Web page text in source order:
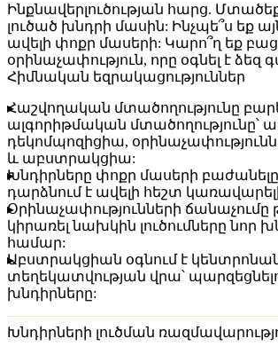
Ինքնավերլուծության հարց. Մտածեք
լուծած խնդրի մասին: Ինչպե՞ս եք
ավելի փոքր մասերի: Կարո՞ղ եք
օրինաչափություն, որը օգնել է ձեզ
Հիմնական եզրակացություններ
Հաշվողական մտածողությունը
ալգորիթմական մտածողությունը՝
դեկոմպոզիցիա,
և աբստրակցիա:
Խնդիրները փոքր մասերի
դարձնում է ավելի հեշտ կառավարելի
Օրինաչափությունների ճանաչումը
կիրառել նախկին լուծումները նոր
համար:
Աբստրակցիան օգնում է
տեղեկատվության վրա՝
խնդիրները:
Խնդիրների լուծման